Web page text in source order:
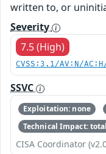
written to, or
Severity
7.5 (High)
CVSS:3.1/AV:N/
SSVC
Exploitation: none
Technical Impact: total
CISA Coordinator